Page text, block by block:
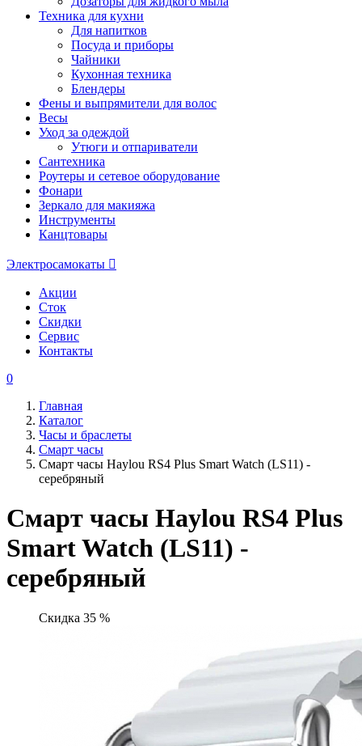
Техника для кухни
Для напитков
Посуда и приборы
Чайники
Кухонная техника
Блендеры
Фены и выпрямители для волос
Весы
Уход за одеждой
Утюги и отпариватели
Сантехника
Роутеры и сетевое оборудование
Фонари
Зеркало для макияжа
Инструменты
Канцтовары
Электросамокаты
Акции
Сток
Скидки
Сервис
Контакты
0
Главная
Каталог
Часы и браслеты
Смарт часы
Смарт часы Haylou RS4 Plus Smart Watch (LS11) -
серебряный
Смарт часы Haylou RS4 Plus
Smart Watch (LS11) -
серебряный
Скидка 35 %